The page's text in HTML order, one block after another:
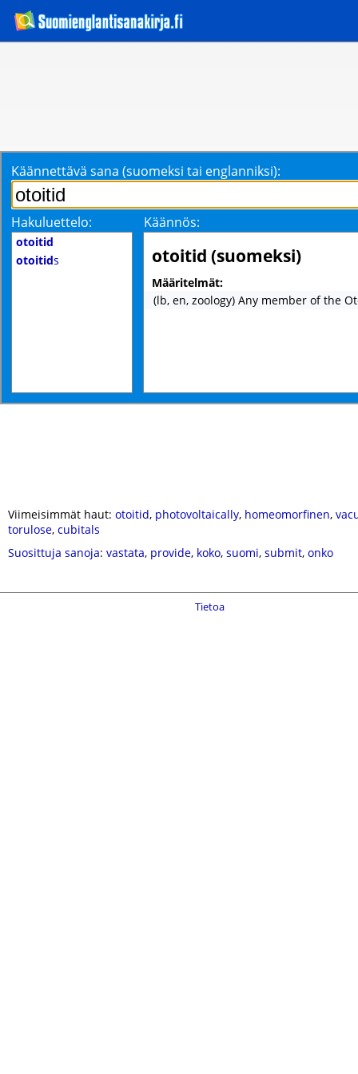
Käännettävä sana (suomeksi tai englanniksi):
Hakuluettelo: Käännös:
otoitid
otoitids otoitid (suomeksi)
Määritelmät:
(lb, en, zoology) Any member of the
Viimeisimmät haut: otoitid, photovoltaically, homeomorfinen,
torulose, cubitals
Suosittuja sanoja: vastata, provide, koko, suomi, submit, onko
Tietoa